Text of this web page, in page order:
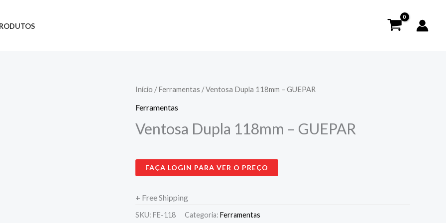
Início /Ferramentas / Ventosa Dupla 118mm – GUEPAR
Ferramentas
Ventosa Dupla 118mm – GUEPAR
FAÇA LOGIN PARA VER O PREÇO
+ Free Shipping
SKU: FE-118 Categoria: Ferramentas